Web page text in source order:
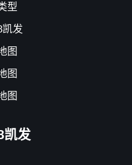
型
发
图
图
图
凯发